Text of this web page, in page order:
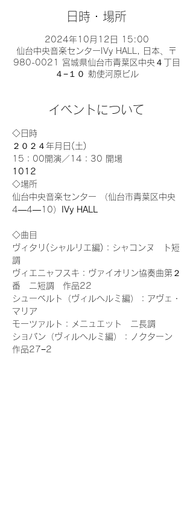
日時・場所
2024年10月12日 15:00
仙台中央音楽センターIVy HALL, 日本、〒
980-0021 宮城県仙台市青葉区中央４丁目
４−１０ 勅使河原ビル
イベントについて
◇日時
２０２４年月 日(土)
10 12
◇場所
仙台中央音楽センター
（仙台市青葉区中央
4―4―10）
◇曲目
ヴィタリ(シャルリエ編)：シャコンヌ　ト短
調
ヴィエニャフスキ：ヴァイオリン協奏曲第２
番　ニ短調　作品22
シューベルト（ヴィルヘルミ編）：アヴェ・
マリア
モーツァルト：メニュエット　ニ長調
ショパン（ヴィルヘルミ編）：ノクターン
作品27−2